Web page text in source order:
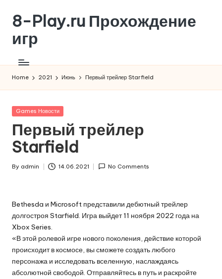
Skip
content
8-Play.ru Прохождение
игр
Home 2021 Июнь Первый трейлер Starfield
Posted
Games Новости
Первый трейлер
Starfield
Posted
By admin 14.06.2021 No Comments
Bethesda и Microsoft представили дебютный трейлер
долгостроя Starfield. Игра выйдет 11 ноября 2022 года на
Xbox Series.
«В этой ролевой игре нового поколения, действие которой
происходит в космосе, вы сможете создать любого
персонажа и исследовать вселенную, наслаждаясь
абсолютной свободой. Отправляйтесь в путь и раскройте